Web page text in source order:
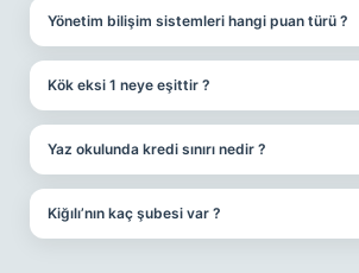
Yönetim bilişim sistemleri hangi puan türü ?
Kök eksi 1 neye eşittir ?
Yaz okulunda kredi sınırı nedir ?
Kiğılı’nın kaç şubesi var ?